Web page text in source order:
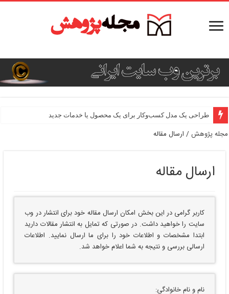
طراحی یک مدل کسب‌وکار برای یک محصول یا خدمات جدید
مجله پژوهش/ ارسال مقاله
ارسال مقاله
کاربر گرامی در این بخش امکان ارسال مقاله خود برای انتشار در وب
سایت را خواهید داشت. در صورتی که تمایل به انتشار مقالات دارید
ابتدا مشخصات و اطلاعات خود را برای ما ارسال نمایید. اطلاعات
ارسالی بررسی و نتیجه به شما اعلام خواهد شد.
نام و نام خانوادگی: